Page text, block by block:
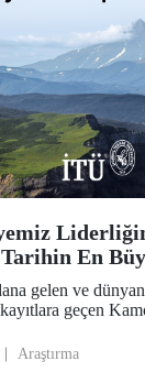
En
Öncül
gelen ve
geçen
ayrıntılı biçimde
Araştırma